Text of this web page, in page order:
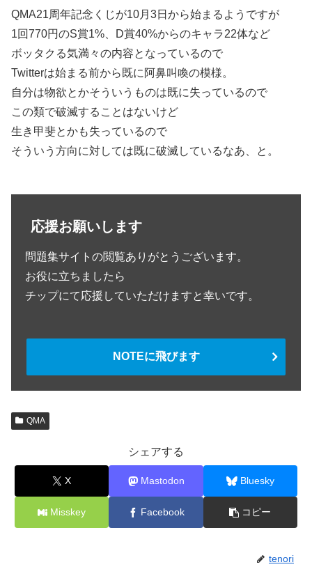
QMA21周年記念くじが10月3日から始まるようですが
1回770円のS賞1%、D賞40%からのキャラ22体など
ボッタクる気満々の内容となっているので
Twitterは始まる前から既に阿鼻叫喚の模様。
自分は物欲とかそういうものは既に失っているので
この類で破滅することはないけど
生き甲斐とかも失っているので
そういう方向に対しては既に破滅しているなあ、と。
応援お願いします
問題集サイトの閲覧ありがとうございます。
お役に立ちましたら
チップにて応援していただけますと幸いです。
NOTEに飛びます
QMA
シェアする
X Mastodon Bluesky
Misskey Facebook コピー
tenori